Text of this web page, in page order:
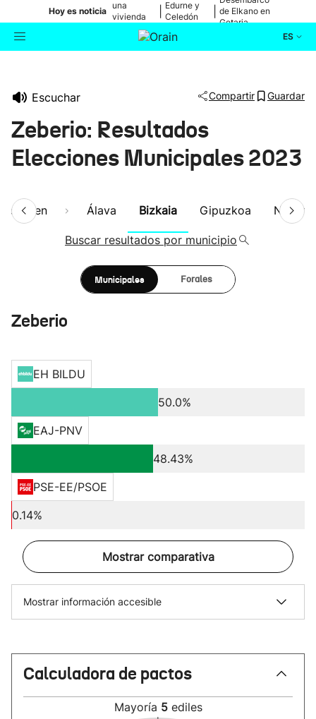
Hoy es noticia
una
vivienda
de Bilbao
Edurne y
Celedón
de Elkano en
Getaria
ES
Cultura
Escuchar Compartir Guardar
Zeberio: Resultados
Elecciones Municipales 2023
Resumen Álava Bizkaia Gipuzkoa Navarra
Buscar resultados por municipio
Municipales Forales
Zeberio
EH BILDU
50.0%
EAJ-PNV
48.43%
PSE-EE/PSOE
0.14%
Mostrar comparativa
Mostrar información accesible
Calculadora de pactos
Mayoría 5 ediles